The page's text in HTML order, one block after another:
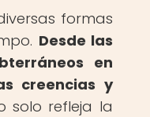
formas
Desde las
en
creencias y
solo refleja la